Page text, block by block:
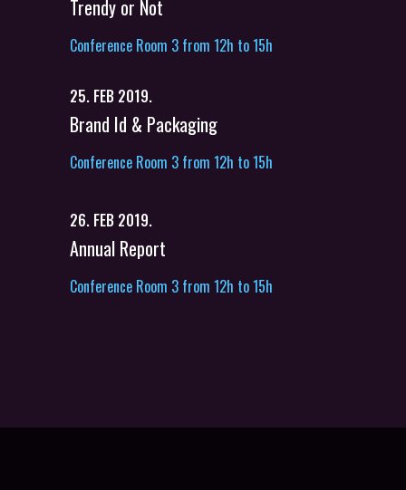
Trendy or Not
Conference Room 3 from 12h to 15h
25. FEB 2019.
Brand Id & Packaging
Conference Room 3 from 12h to 15h
26. FEB 2019.
Annual Report
Conference Room 3 from 12h to 15h